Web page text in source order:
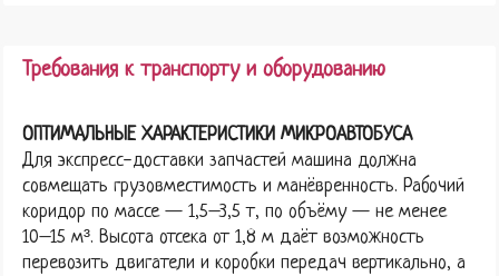
Требования к транспорту и оборудованию
ОПТИМАЛЬНЫЕ ХАРАКТЕРИСТИКИ МИКРОАВТОБУСА
Для экспресс-доставки запчастей машина должна
совмещать грузовместимость и манёвренность. Рабочий
коридор по массе — 1,5–3,5 т, по объёму — не менее
10–15 м³. Высота отсека от 1,8 м даёт возможность
перевозить двигатели и коробки передач вертикально, а